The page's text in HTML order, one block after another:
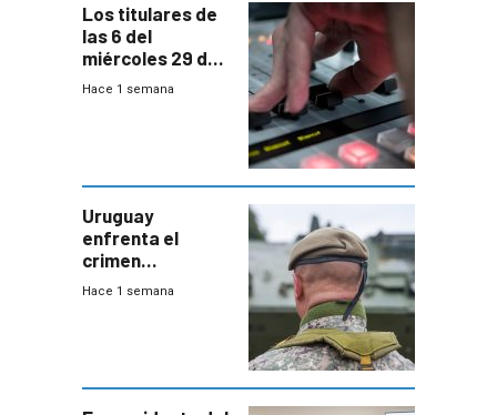
Los titulares de
las 6 del
miércoles 29 de
julio de 2026
Hace 1 semana
Uruguay
enfrenta el
crimen
organizado con
seguridad
Hace 1 semana